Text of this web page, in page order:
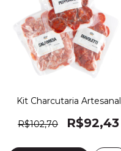
Kit Charcutaria Artesanal
R$102,70 R$92,43